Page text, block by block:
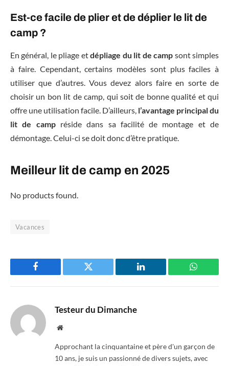
Est-ce facile de plier et de déplier le lit de
camp ?
En général, le pliage etdépliage du lit de camp sont simples
à faire. Cependant, certains modèles sont plus faciles à
utiliser que d’autres. Vous devez alors faire en sorte de
choisir un bon lit de camp, qui soit de bonne qualité et qui
offre une utilisation facile. D’ailleurs, l’avantage principal du
lit de campréside dans sa facilité de montage et de
démontage. Celui-ci se doit donc d’être pratique.
Meilleur lit de camp en 2025
No products found.
Vacances
Facebook Twitter LinkedIn
Testeur du Dimanche
Website
Approchant la cinquantaine et père d'un garçon de
10 ans, je suis un passionné de divers sujets, avec